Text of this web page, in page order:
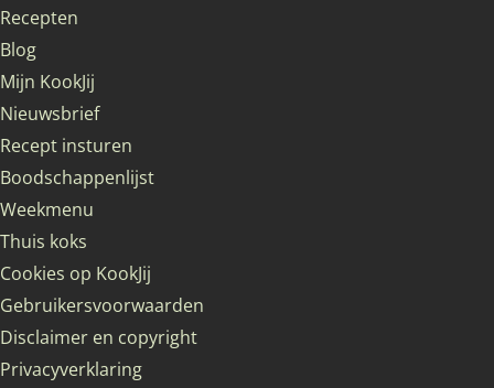
Recepten
Blog
Mijn KookJij
Nieuwsbrief
Recept insturen
Boodschappenlijst
Weekmenu
Thuis koks
Cookies op KookJij
Gebruikersvoorwaarden
Disclaimer en copyright
Privacyverklaring